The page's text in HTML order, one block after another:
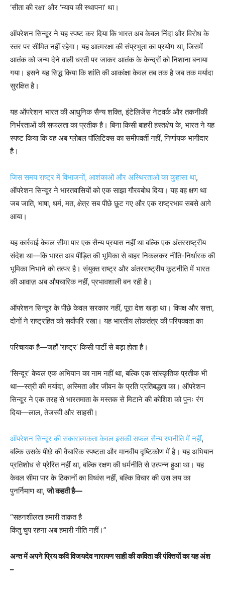
‘सीता की रक्षा’ और ‘न्याय की स्थापना’ था।
ऑपरेशन सिन्दूर ने यह स्पष्ट कर दिया कि भारत अब केवल निंदा और विरोध के
स्तर पर सीमित नहीं रहेगा। यह आत्मरक्षा की संप्रभुता का प्रयोग था, जिसमें
आतंक को जन्म देने वाली धरती पर जाकर आतंक के केन्द्रों को निशाना बनाया
गया। इसने यह सिद्ध किया कि शांति की आकांक्षा केवल तब तक है जब तक मर्यादा
सुरक्षित है।
यह ऑपरेशन भारत की आधुनिक सैन्य शक्ति, इंटेलिजेंस नेटवर्क और तकनीकी
निर्भरताओं की सफलता का प्रतीक है। बिना किसी बाहरी हस्तक्षेप के, भारत ने यह
स्पष्ट किया कि वह अब ग्लोबल पॉलिटिक्स का समीपवर्ती नहीं, निर्णायक भागीदार
है।
जिस समय राष्ट्र में विभाजनों, आशंकाओं और अस्थिरताओं का कुहासा था,
ऑपरेशन सिन्दूर ने भारतवासियों को एक साझा गौरवबोध दिया। यह वह क्षण था
जब जाति, भाषा, धर्म, मत, क्षेत्र सब पीछे छूट गए और एक राष्ट्रभाव सबसे आगे
आया।
यह कार्रवाई केवल सीमा पार एक सैन्य प्रयास नहीं था बल्कि एक अंतरराष्ट्रीय
संदेश था—कि भारत अब पीड़ित की भूमिका से बाहर निकलकर नीति-निर्धारक की
भूमिका निभाने को तत्पर है। संयुक्त राष्ट्र और अंतरराष्ट्रीय कूटनीति में भारत
की आवाज़ अब औपचारिक नहीं, प्रभावशाली बन रही है।
ऑपरेशन सिन्दूर के पीछे केवल सरकार नहीं, पूरा देश खड़ा था। विपक्ष और सत्ता,
दोनों ने राष्ट्रहित को सर्वोपरि रखा। यह भारतीय लोकतंत्र की परिपक्वता का
परिचायक है—जहाँ ‘राष्ट्र’ किसी पार्टी से बड़ा होता है।
‘सिन्दूर’ केवल एक अभियान का नाम नहीं था, बल्कि एक सांस्कृतिक प्रतीक भी
था—स्त्री की मर्यादा, अस्मिता और जीवन के प्रति प्रतिबद्धता का। ऑपरेशन
सिन्दूर ने एक तरह से भारतमाता के मस्तक से मिटाने की कोशिश को पुनः रंग
दिया—लाल, तेजस्वी और साहसी।
ऑपरेशन सिन्दूर की सकारात्मकता केवल इसकी सफल सैन्य रणनीति में नहीं,
बल्कि उसके पीछे की वैचारिक स्पष्टता और मानवीय दृष्टिकोण में है। यह अभियान
प्रतिशोध से प्रेरित नहीं था, बल्कि रक्षण की धर्मनीति से उत्पन्न हुआ था। यह
केवल सीमा पार के ठिकानों का विध्वंस नहीं, बल्कि विचार की उस लय का
पुनर्निमाण था,जो कहती है—
“सहनशीलता हमारी ताक़त है
किंतु चुप रहना अब हमारी नीति नहीं।”
अन्त में अपने प्रिय कवि विजयदेव नारायण साही की कविता की पंक्तियों का यह अंश
–